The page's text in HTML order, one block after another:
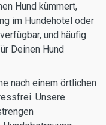
Hund kümmert,
im Hundehotel oder
und häufig
Deinen Hund
nach einem örtlichen
Unsere